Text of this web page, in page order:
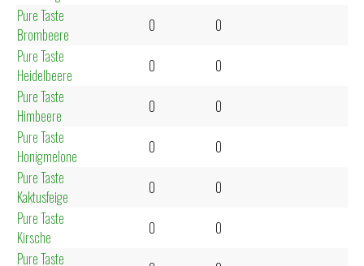
Pure Taste
Brombeere
0
0
Pure Taste
Heidelbeere
0
0
Pure Taste
Himbeere
0
0
Pure Taste
Honigmelone
0
0
Pure Taste
Kaktusfeige
0
0
Pure Taste
Kirsche
0
0
Pure Taste